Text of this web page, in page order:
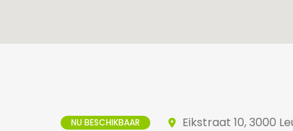
NU BESCHIKBAAR Eikstraat 10, 3000